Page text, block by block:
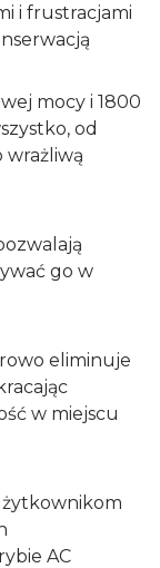
i frustracjami
mocy i 1800
od
wrażliwą
go w
eliminuje
w miejscu
AC